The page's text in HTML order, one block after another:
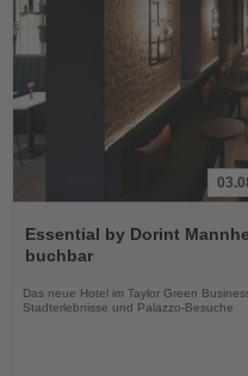
Sie
die
Essential by Dorint
buchbar
Das neue Hotel im Taylor Green
Stadterlebnisse und Palazzo-Besuche